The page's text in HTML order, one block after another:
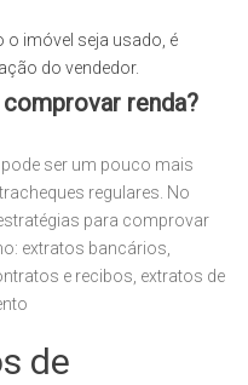
o imóvel seja usado, é
do vendedor.
renda?
ser um pouco mais
regulares. No
para comprovar
extratos bancários,
e recibos, extratos de
de